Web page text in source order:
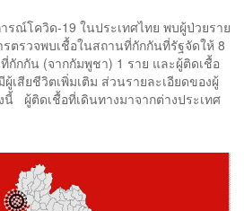
ณ์โควิด-19 ในประเทศไทย พบผู้ป่วยราย
รตรวจพบเชื้อในสถานที่กักกันที่รัฐจัดให้ 8
กักกัน (จากกัมพูชา) 1 ราย และผู้ติดเชื้อ
เสียชีวิตเพิ่มเติม ส่วนรายละเอียดของผู้
นี้ ผู้ติดเชื้อที่เดินทางมาจากต่างประเทศ